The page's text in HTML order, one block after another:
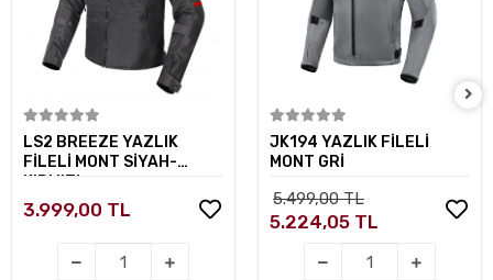
Sepete Ekle
LS2 BREEZE YAZLIK
FİLELİ MONT SİYAH-
KIRMIZI
3.999,00 TL
Sepete Ekle
JK194 YAZLIK FİLELİ
MONT GRİ
5.499,00 TL
5.224,05 TL